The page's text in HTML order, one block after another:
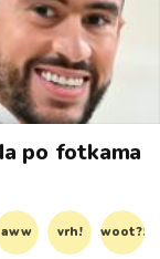
po fotkama
aww vrh! woot?!